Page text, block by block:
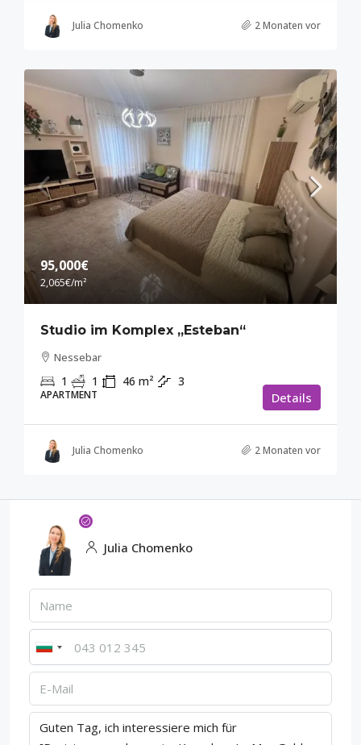
Julia Chomenko 2 Monaten vor
95,000€
2,065€/m²
Studio im Komplex „Esteban“
Nessebar
1 1 46 m² 3
APARTMENT Details
Julia Chomenko 2 Monaten vor
Julia Chomenko